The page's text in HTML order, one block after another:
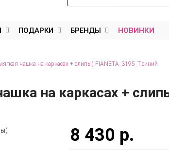
ПОДАРКИ БРЕНДЫ НОВИНКИ
чашка на каркасах + слипы) FIANETA_3195_Т.синий
на каркасах +
8 430 р.